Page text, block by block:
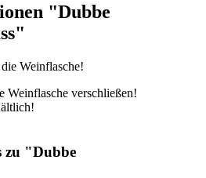
"Dubbe
Weinflasche!
Weinflasche verschließen!
zu "Dubbe